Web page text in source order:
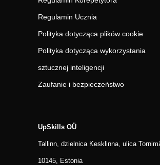
Regulamin Ucznia
Polityka dotycząca plików cookie
Polityka dotycząca wykorzystania
sztucznej inteligencji
Zaufanie i bezpieczeństwo
UpSkills OÜ
Tallinn, dzielnica Kesklinna, ulica
10145, Estonia